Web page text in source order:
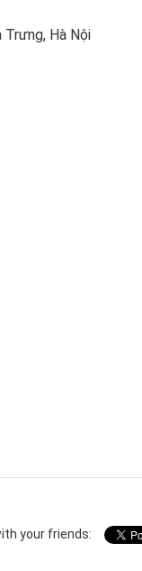
Trưng, Hà Nội
your friends: